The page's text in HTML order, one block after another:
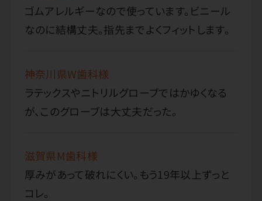
ゴムアレルギーなので使っています。ビニール
なのに結構丈夫。指先までよくフィットします。
神奈川県W歯科様
ラテックスやニトリルグローブではかゆくなる
が、このグローブは大丈夫だった。
滋賀県M歯科様
厚みがあって破れにくい。もう19年以上ずっと
コレ。